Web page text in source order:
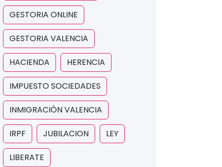
GESTORIA ONLINE
GESTORIA VALENCIA
HACIENDA HERENCIA
IMPUESTO SOCIEDADES
INMIGRACIÓN VALENCIA
IRPF JUBILACION LEY
LIBERATE